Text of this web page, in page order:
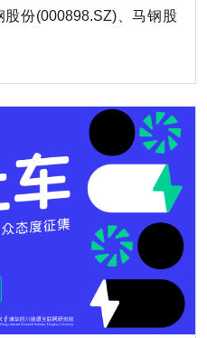
份(000898.SZ)、马钢股